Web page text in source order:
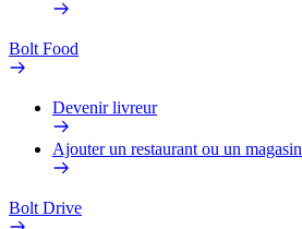
Bolt Food
Devenir livreur
Ajouter un restaurant ou un magasin
Bolt Drive